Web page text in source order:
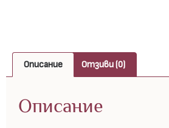
Описание Отзиви (0)
Описание